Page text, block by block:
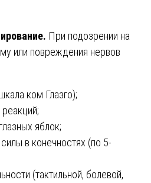
При подозрении на
или повреждения нервов
ком Глазго);
яблок;
в конечностях (по 5-
(тактильной, болевой,